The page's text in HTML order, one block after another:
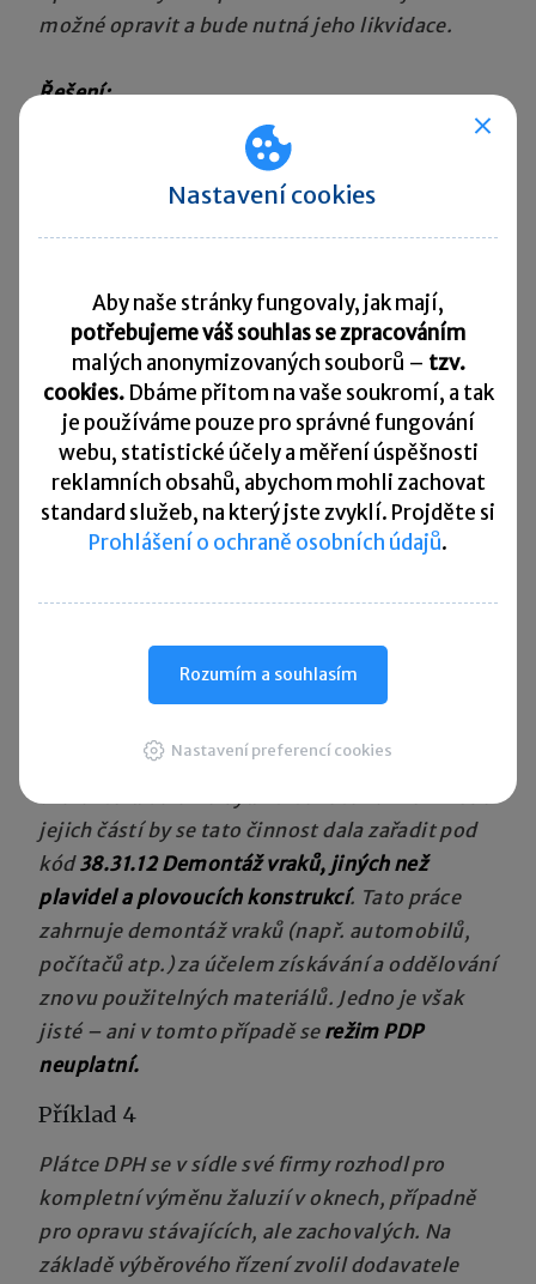
možné opravit a bude nutná jeho likvidace.
Řešení:
Mohlo by se zdát, že kancelářská technika má
co do činění s elektroinstalací v budově, neboť
bez elektrického proudu by nefungovala.
Pokud jde o servisní zásah dle uzavřené
smlouvy o údržbě, uvedená práce dle
klasifikace CZ-CPA odpovídá skupině činností
uvedených pod kódem 33.12 Opravy a údržba
strojů.Konkrétně jde o činnost33.12.16 Opravy
a údržba kancelářských strojů a zařízení.
Z tohoto důvodu se v takovém případěrežim
neopravitelného kopírovacího zařízení?
V tomto případě zaměříme pozornost na kód
zpracování odpadu k dalšímu využití.
jejich částí by se tato činnost dala zařadit pod
kód38.31.12 Demontáž vraků, jiných než
plavidel a plovoucích konstrukcí. Tato práce
zahrnuje demontáž vraků (např. automobilů,
počítačů atp.) za účelem získávání a oddělování
znovu použitelných materiálů. Jedno je však
jisté – ani v tomto případě se režim PDP
neuplatní.
Příklad 4
Plátce DPH se v sídle své firmy rozhodl pro
kompletní výměnu žaluzií v oknech, případně
pro opravu stávajících, ale zachovalých. Na
základě výběrového řízení zvolil dodavatele
Nastavení cookies
Aby naše stránky fungovaly, jak mají,
potřebujeme váš souhlas se zpracováním
malých anonymizovaných souborů – tzv.
cookies. Dbáme přitom na vaše soukromí, a tak
je používáme pouze pro správné fungování
webu, statistické účely a měření úspěšnosti
reklamních obsahů, abychom mohli zachovat
standard služeb, na který jste zvyklí. Projděte si
Prohlášení o ochraně osobních údajů.
Rozumím a souhlasím
Nastavení preferencí cookies